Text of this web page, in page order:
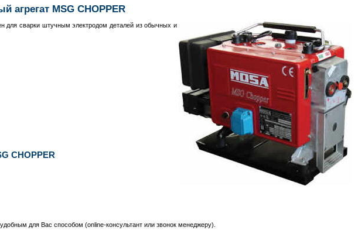
агрегат MSG CHOPPER
для сварки штучным электродом деталей из обычных и
CHOPPER
для Вас способом (online-консультант или звонок менеджеру).